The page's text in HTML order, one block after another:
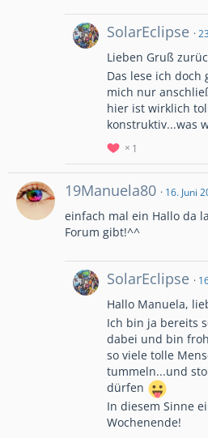
SolarEclipse
Lieben Gruß
Das lese ich
mich nur
hier ist wirklich
konstruktiv...was
1
19Manuela80 16. Juni
einfach mal ein Hallo da
Forum gibt!^^
SolarEclipse
Hallo Manuela,
Ich bin ja bereits
dabei und bin
so viele tolle
tummeln...und
dürfen
In diesem Sinne
Wochenende!